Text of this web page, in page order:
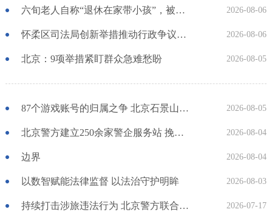
六旬老人自称“退休在家带小孩”，被撞伤后索赔1万误工费，法院怎么判？ 2026-08-06
怀柔区司法局创新举措推动行政争议实质性化解 超九成行政复议案件实现案结事了 2026-08-06
北京：9项举措紧盯群众急难愁盼 2026-08-05
87个游戏账号的归属之争 北京石景山区法院：游戏账号所附财产利益具有可继承性 2026-08-05
北京警方建立250余家警企服务站 挽回企业经济损失超10亿元 2026-08-04
边界 2026-08-04
以数智赋能法律监督 以法治守护明眸 2026-08-03
持续打击涉旅违法行为 北京警方联合多部门护航暑期旅游安全 2026-07-17